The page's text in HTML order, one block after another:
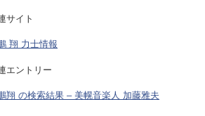
サイト
翔 力士情報
エントリー
翔 の検索結果 – 美幌音楽人 加藤雅夫